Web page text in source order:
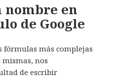
nombre en
de Google
fórmulas más complejas
nos
de escribir